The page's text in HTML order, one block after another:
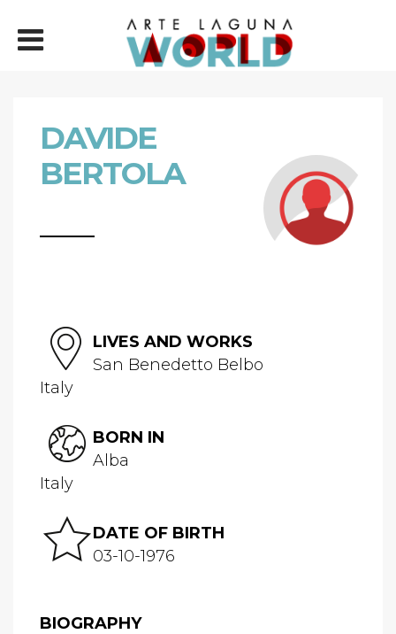
DAVIDE
BERTOLA
LIVES AND WORKS
San Benedetto Belbo
Italy
BORN IN
Alba
Italy
DATE OF BIRTH
03-10-1976
BIOGRAPHY